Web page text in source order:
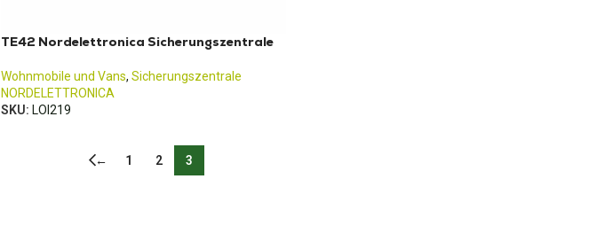
TE42 Nordelettronica Sicherungszentrale
Wohnmobile und Vans, Sicherungszentrale
NORDELETTRONICA
SKU: LOI219
← 1 2 3